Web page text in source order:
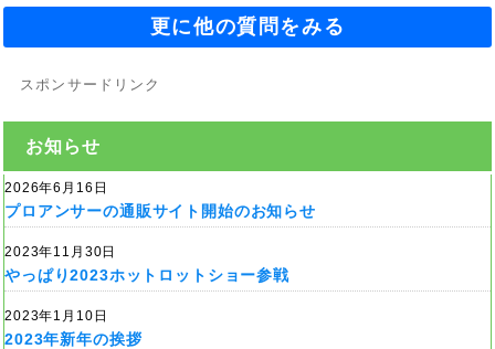
更に他の質問をみる
スポンサードリンク
お知らせ
2026年6月16日
プロアンサーの通販サイト開始のお知らせ
2023年11月30日
やっぱり2023ホットロットショー参戦
2023年1月10日
2023年新年の挨拶